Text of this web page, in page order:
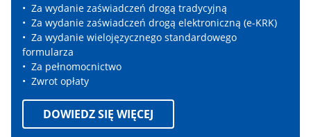
Za wydanie zaświadczeń drogą tradycyjną
Za wydanie zaświadczeń drogą elektroniczną (e-KRK)
Za wydanie wielojęzycznego standardowego
formularza
Za pełnomocnictwo
Zwrot opłaty
DOWIEDZ SIĘ WIĘCEJ